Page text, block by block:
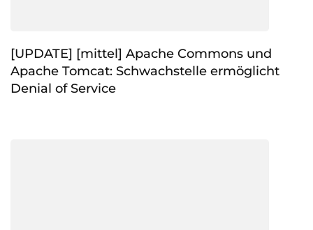
[UPDATE] [mittel] Apache Commons und
Apache Tomcat: Schwachstelle ermöglicht
Denial of Service